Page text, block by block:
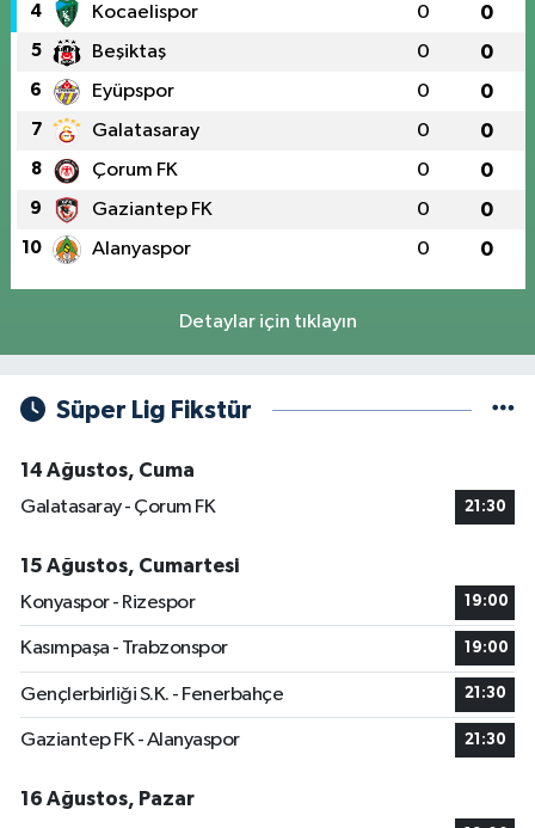
4 Kocaelispor 0 0
5 Beşiktaş 0 0
6 Eyüpspor 0 0
7 Galatasaray 0 0
8 Çorum FK 0 0
9 Gaziantep FK 0 0
10 Alanyaspor 0 0
Detaylar için tıklayın
Süper Lig Fikstür
14 Ağustos, Cuma
Galatasaray - Çorum FK
21:30
15 Ağustos, Cumartesi
Konyaspor - Rizespor
19:00
Kasımpaşa - Trabzonspor 19:00
Gençlerbirliği S.K. - Fenerbahçe 21:30
Gaziantep FK - Alanyaspor 21:30
16 Ağustos, Pazar